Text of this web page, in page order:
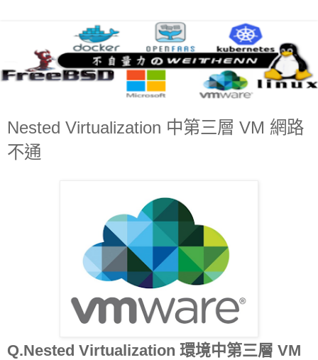
Nested Virtualization 中第三層 VM 網路
不通
Q.Nested Virtualization 環境中第三層 VM